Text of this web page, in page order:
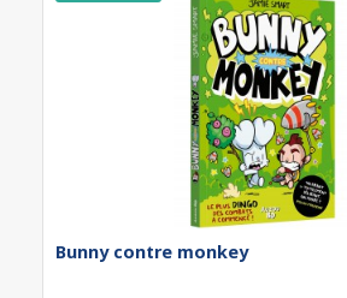
Bunny contre monkey